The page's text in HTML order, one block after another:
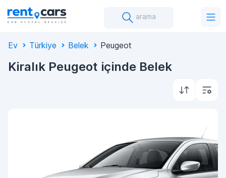
arama
Ev Türkiye Belek Peugeot
Kiralık Peugeot içinde Belek